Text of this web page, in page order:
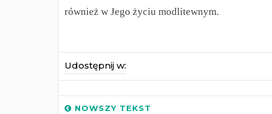
również w Jego życiu modlitewnym.
Udostępnij w:
NOWSZY TEKST